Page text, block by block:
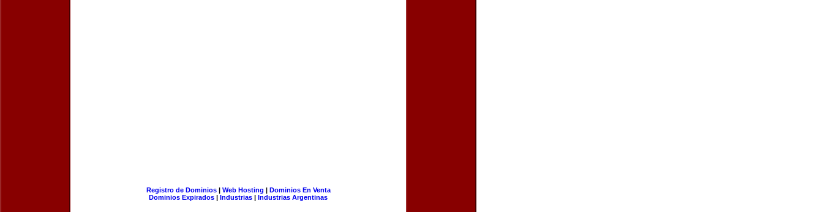
Registro de Dominios| Web Hosting | Dominios En Venta
Dominios Expirados | Industrias | Industrias Argentinas